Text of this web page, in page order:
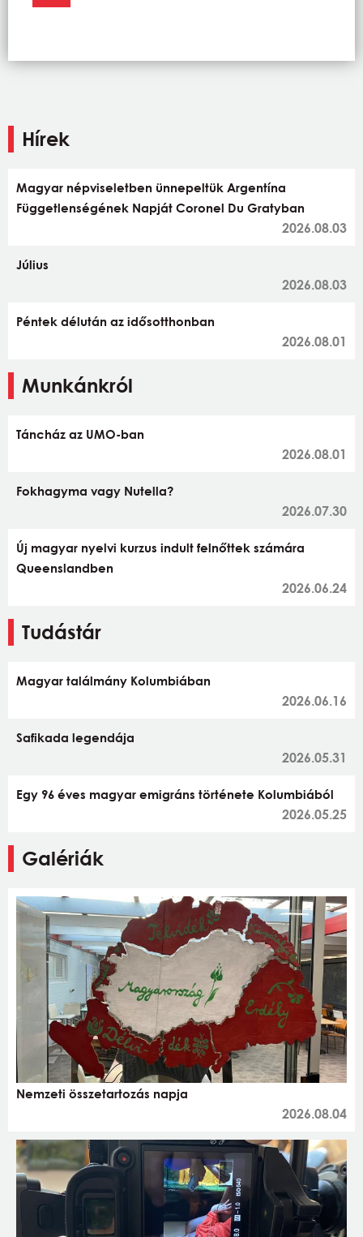
Hírek
Magyar népviseletben ünnepeltük Argentína
Függetlenségének Napját Coronel Du Gratyban
2026.08.03
Július
2026.08.03
Péntek délután az idősotthonban
2026.08.01
Munkánkról
Táncház az UMO-ban
2026.08.01
Fokhagyma vagy Nutella?
2026.07.30
Új magyar nyelvi kurzus indult felnőttek számára
Queenslandben
2026.06.24
Tudástár
Magyar találmány Kolumbiában
2026.06.16
Safikada legendája
2026.05.31
Egy 96 éves magyar emigráns története Kolumbiából
2026.05.25
Galériák
Nemzeti összetartozás napja
2026.08.04